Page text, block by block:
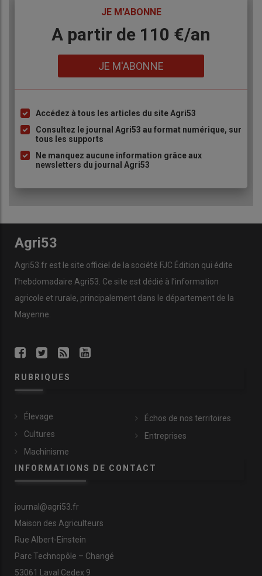
JE M'ABONNE
BodyA partir de 110 €/an
JE M'ABONNE
Liste
à
puce
Accédez à tous les articles du site Agri53
Consultez le journal Agri53 au format numérique, sur
tous les supports
Ne manquez aucune information grâce aux
newsletters du journal Agri53
Agri53
Agri53.fr est le site officiel de la société FJC Édition qui édite
l’hebdomadaire Agri53. Ce site est dédié à l’information
agricole et rurale, principalement dans le département de la
Mayenne.
RUBRIQUES
Élevage
Cultures
Machinisme
Échos de nos territoires
Entreprises
INFORMATIONS DE CONTACT
journal@agri53.fr
Maison des Agriculteurs
Rue Albert-Einstein
Parc Technopôle – Changé
53061 Laval Cedex 9